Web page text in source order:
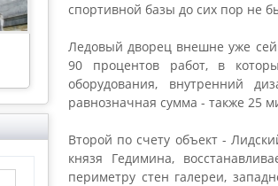
спортивной базы до сих пор не
Ледовый дворец внешне уже
90 процентов работ, в
оборудования, внутренний
равнозначная сумма - также 25
Второй по счету объект -
князя Гедимина,
периметру стен галереи,